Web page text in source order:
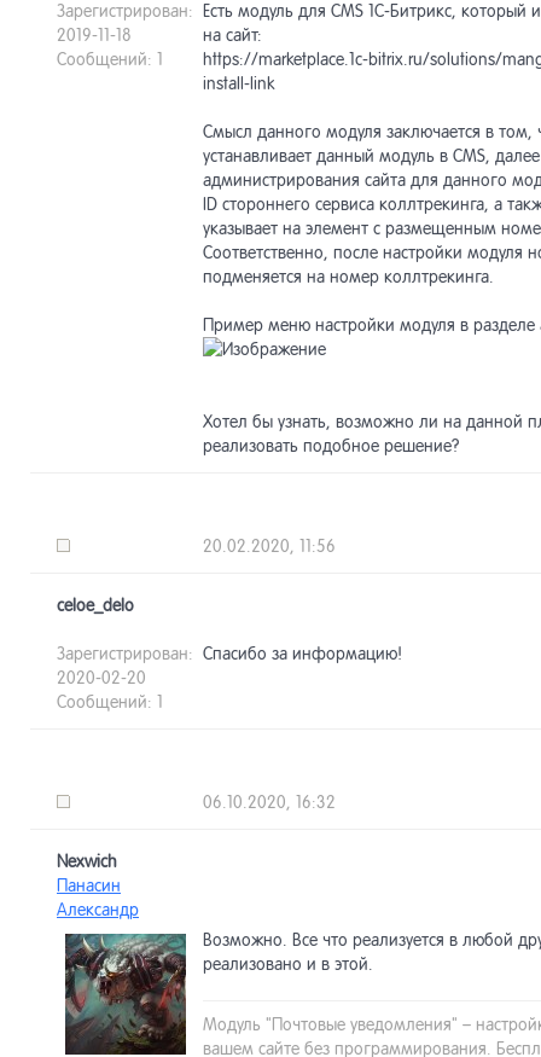
Зарегистрирован:
2019-11-18
Сообщений: 1
Есть модуль для CMS 1С-Битрикс, который
на сайт:
https://marketplace.1c-bitrix.ru/solutions/
install-link
Смысл данного модуля заключается в том,
устанавливает данный модуль в CMS,
администрирования сайта для данного
ID стороннего сервиса коллтрекинга, а
указывает на элемент с размещенным
Соответственно, после настройки модуля
подменяется на номер коллтрекинга.
Пример меню настройки модуля в разделе
Хотел бы узнать, возможно ли на данной
реализовать подобное решение?
20.02.2020, 11:56
celoe_delo
Зарегистрирован:
2020-02-20
Сообщений: 1
Спасибо за информацию!
06.10.2020, 16:32
Nexwich
Панасин
Александр
Возможно. Все что реализуется в любой
реализовано и в этой.
Модуль "Почтовые уведомления" –
вашем сайте без программирования.